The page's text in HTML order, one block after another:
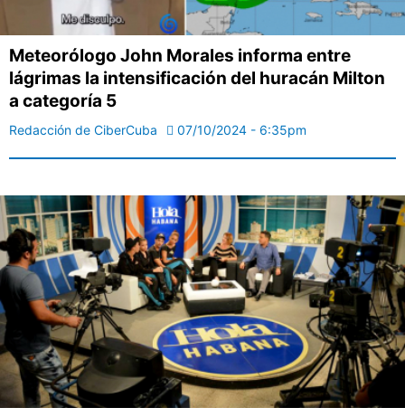
Meteorólogo John Morales informa entre
lágrimas la intensificación del huracán Milton
a categoría 5
Redacción de CiberCuba 07/10/2024 - 6:35pm